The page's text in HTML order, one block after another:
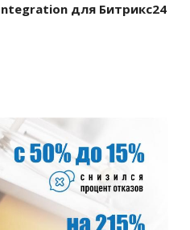
для Битрикс24